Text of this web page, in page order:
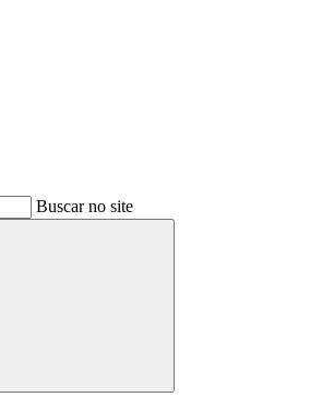
Buscar no site
Buscar